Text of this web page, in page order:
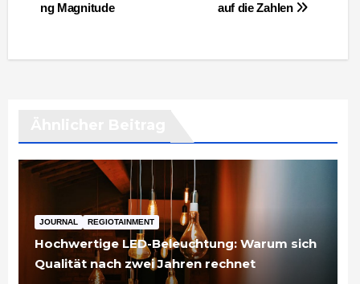
auf die Zahlen
ng Magnitude
JOURNAL REGIOTAINMENT
Hochwertige LED-Beleuchtung: Warum sich
Qualität nach zwei Jahren rechnet